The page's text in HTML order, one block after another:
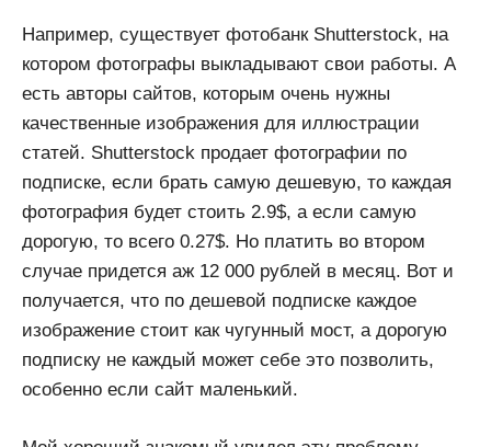
Например, существует фотобанк Shutterstock, на
котором фотографы выкладывают свои работы. А
есть авторы сайтов, которым очень нужны
качественные изображения для иллюстрации
статей. Shutterstock продает фотографии по
подписке, если брать самую дешевую, то каждая
фотография будет стоить 2.9$, а если самую
дорогую, то всего 0.27$. Но платить во втором
случае придется аж 12 000 рублей в месяц. Вот и
получается, что по дешевой подписке каждое
изображение стоит как чугунный мост, а дорогую
подписку не каждый может себе это позволить,
особенно если сайт маленький.